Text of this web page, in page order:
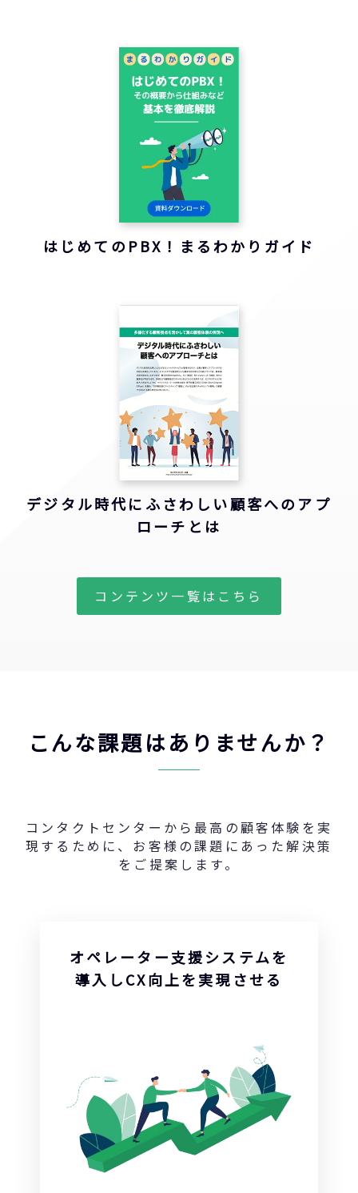
はじめてのPBX！まるわかりガイド
デジタル時代にふさわしい顧客へのアプ
ローチとは
コンテンツ一覧はこちら
こんな課題はありませんか？
コンタクトセンターから最高の顧客体験を実
現するために、お客様の課題にあった解決策
をご提案します。
オペレーター支援システムを
導入しCX向上を実現させる